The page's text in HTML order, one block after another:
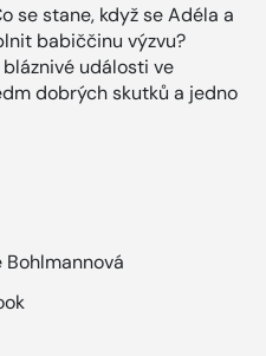
se stane, když se Adéla a
babiččinu výzvu?
události ve
dobrých skutků a jedno
Bohlmannová